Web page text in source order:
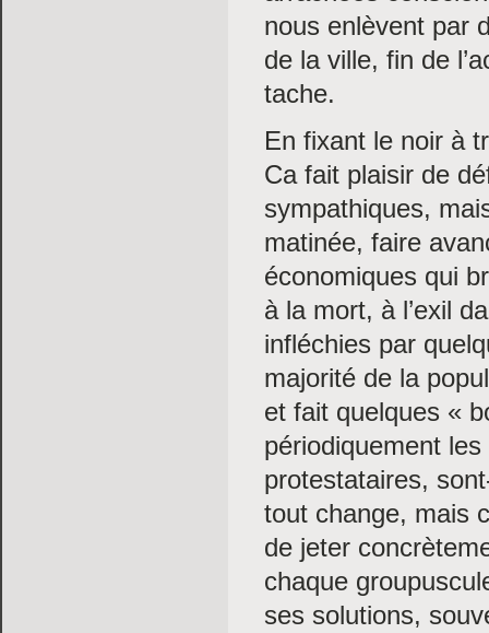
nous enlèvent par
de la ville, fin de
tache.
En fixant le noir à
Ca fait plaisir de
sympathiques,
matinée, faire
économiques qui
à la mort, à l’exil
infléchies par
majorité de la
et fait quelques «
périodiquement
protestataires,
tout change, mais
de jeter
chaque
ses solutions,